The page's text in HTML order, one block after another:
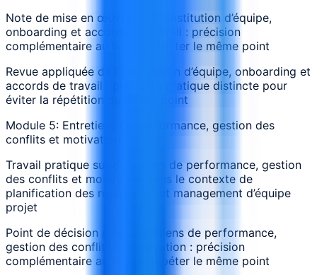
Note de mise en œuvre sur Constitution d’équipe,
onboarding et accords de travail : précision
complémentaire au lieu de répéter le même point
Revue appliquée de Constitution d’équipe, onboarding et
accords de travail : précision pratique distincte pour
éviter la répétition du même point
Module 5: Entretiens de performance, gestion des
conflits et motivation
Travail pratique sur entretiens de performance, gestion
des conflits et motivation dans le contexte de
planification des ressources et management d’équipe
projet
Point de décision pour Entretiens de performance,
gestion des conflits et motivation : précision
complémentaire au lieu de répéter le même point